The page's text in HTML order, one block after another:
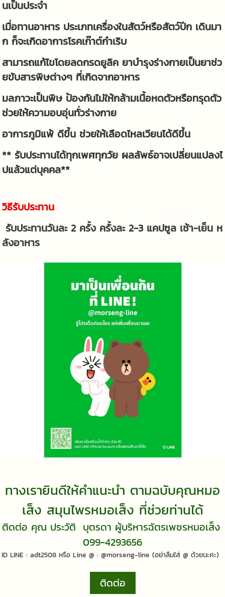
นเป็นประจำ
เมื่อทานอาหาร ประเภทเครื่องในสัตว์หรือสัตว์ปีก เดินมา
ก ก็จะเกิดอาการโรคเก๊าต์กำเริบ
สามารถแก้ไขโดยลดกรดยูลิค ยาบำรุงร่างกายเป็นยาช่ว
ยขับสารพิษต่างๆ ที่เกิดจากอาหาร
มลภาวะเป็นพิษ ป้องกันไม่ให้กล้ามเนื้อหดตัวหรือทรุดตัว
ช่วยให้ความอบอุ่นทั่วร่างกาย
อาการภูมิแพ้ ดีขึ้น ช่วยให้เลือดไหลเวียนได้ดีขึ้น
** รับประทานได้ทุกเพศทุกวัย ผลลัพธ์อาจเปลี่ยนแปลงไ
ปแล้วแต่บุคคล**
วิธีรับประทาน
รับประทานวันละ 2 ครั้ง ครั้งละ 2-3 แคปซูล เช้า-เย็น ห
ลังอาหาร
ทางเรายินดีให้คำแนะนำ ตามฉบับคุณหมอ
เส็ง สมุนไพรหมอเส็ง ที่ช่วยท่านได้
ติดต่อ คุณ ประวัติ บุตรดา ผู้บริหารฉัตรเพชรหมอเส็ง
099-4293656
ID LINE : adt2508 หรือ Line @ : @morseng-line (อย่าลืมใส่ @ ด้วยนะคะ)
ติดต่อ